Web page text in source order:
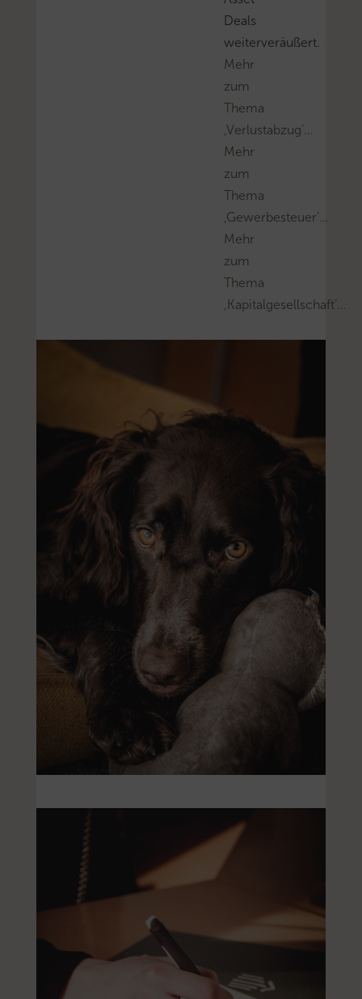
Deals
weiterveräußert.
Mehr
zum
Thema
‚Verlustabzug’…
Mehr
zum
Thema
‚Gewerbesteuer’…
Mehr
zum
Thema
‚Kapitalgesellschaft’…